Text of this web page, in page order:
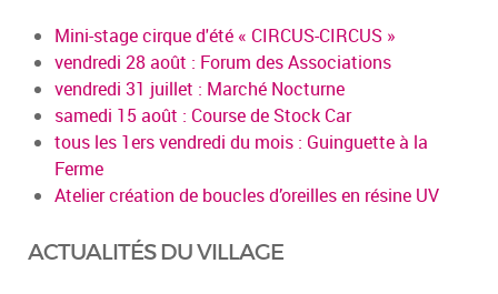
Mini-stage cirque d'été « CIRCUS-CIRCUS »
vendredi 28 août : Forum des Associations
vendredi 31 juillet : Marché Nocturne
samedi 15 août : Course de Stock Car
tous les 1ers vendredi du mois : Guinguette à la
Ferme
Atelier création de boucles d’oreilles en résine UV
ACTUALITÉS DU VILLAGE